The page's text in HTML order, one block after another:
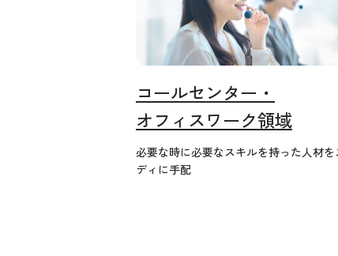
コールセンター・
オフィスワーク領域
必要な時に必要なスキルを持った人材を
ディに手配